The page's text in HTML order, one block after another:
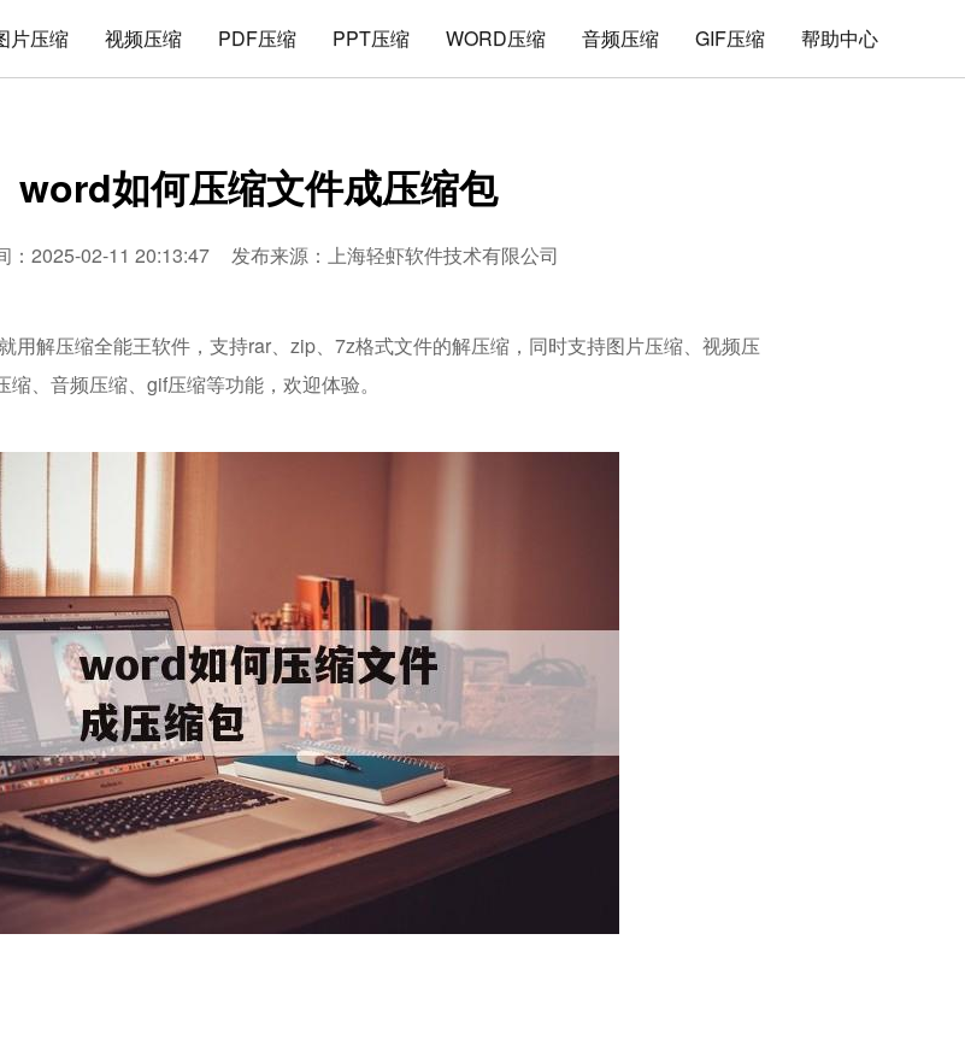
片压缩 视频压缩 PDF压缩 PPT压缩 WORD压缩 音频压缩 GIF压缩 帮助中心
word如何压缩文件成压缩包
：2025-02-11 20:13:47 发布来源：上海轻虾软件技术有限公司
用解压缩全能王软件，支持rar、zip、7z格式文件的解压缩，同时支持图片压缩、视频压
、音频压缩、gif压缩等功能，欢迎体验。